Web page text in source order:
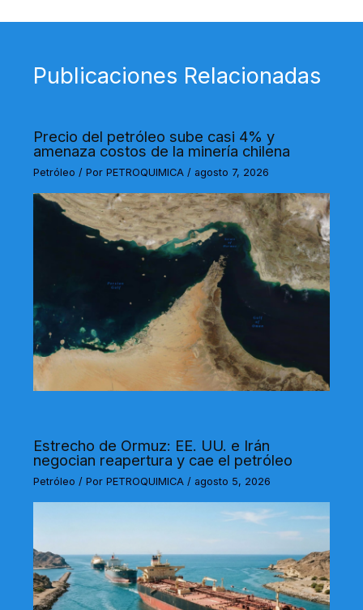
Publicaciones Relacionadas
Precio del petróleo sube casi 4% y
amenaza costos de la minería chilena
Petróleo / PorPETROQUIMICA / agosto 7, 2026
Estrecho de Ormuz: EE. UU. e Irán
negocian reapertura y cae el petróleo
Petróleo / PorPETROQUIMICA/ agosto 5, 2026